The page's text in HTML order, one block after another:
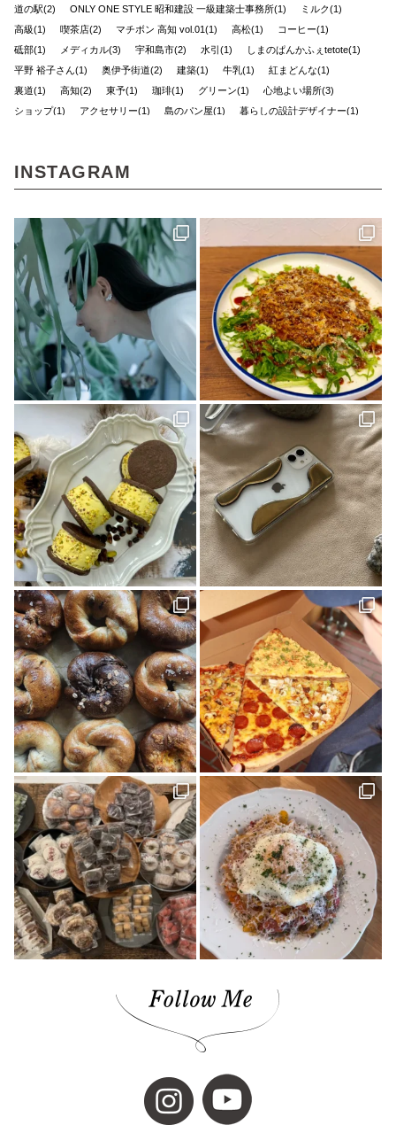
道の駅(2)
ONLY ONE STYLE 昭和建設 一級建築士事務所(1)
ミルク(1)
高級(1)
喫茶店(2) マチボン 高知 vol.01(1) 高松(1)
コーヒー(1)
砥部(1)
メディカル(3) 宇和島市(2) 水引(1)
しまのぱんかふぇtetote(1)
平野 裕子さん(1)
奥伊予街道(2) 建築(1) 牛乳(1)
紅まどんな(1)
裏道(1)
高知(2) 東予(1) 珈琲(1) グリーン(1)
心地よい場所(3)
ショップ(1)
アクセサリー(1) 島のパン屋(1)
暮らしの設計デザイナー(1)
歯科医院(2)
公園(1) ジノモノ(1)
ポケモン(1)
内覧会(1) チーズ(1) VOL.10(2)
フードブロガー(7)
マチボンJOURNAL(20)
スポット(1)
暮らし探訪日記(2)
ポケットモンスター(1)
VOL.08(1)
Marriage CAMP(2)
ラーメン(1) 食堂ノスタルジー(1)
グルメ(7)
キャンプ(8)
久万(1) 久万高原(1) メディカルレポート(2)
松野町(3)
道後の地酒(1)
ホワイトニング(1) アップサイクルな家(1)
ガチャ(1)
個展(6)
しまなみ海道(1) VOL.11(6) 愛媛(14) パン(4)
バー(1)
久万高原町(2)
久万郷(1) 南国(1)
愛媛のイイモノを探しに(1)
四国西南地域(2)
エフマルシェ(1) 伊方町(2)
インテリア(1)
カレーパン(2)
VOL.07(1) 無人島キャンプ(1) クラフト(6)
カフェ(5)
マチボンvol.12(1) 自然(1) 神社(1) 大洲(1)
花と緑(1)
グッドモーニングファーム(1)
ハンター(2) ふるさと納税(1)
リメイク(1)
ポケモンカードゲーム(1)
しまなみを巡る旅(1) 見近島(1)
東温市(3)
人気ブロガー(2)
ハズミズム(2) 味な店(1)
D&DEPARTMENT(1)
きみとカイゴ(1)
湿原(1)
cocochi 藤岡萬建設 有限会社 一級建築士事務所(4)
スケジュール帳(1)
Sugomoru. 白石建設工業株式会社(1)
コラボ商品(2)
平岡 宏幸さん(1)
シンガーソングライター(1)
しまなみを巡るたび(2)
ケンブン(16)
大喫茶展(1) 外国人(1) SNAP(1)
松山(2)
ナガオカケンメイ(1)
きみとバンド(1) 花菖蒲(1) イベント(27)
手帳(1)
新日本建設 株式会社(1)
カリーゴッドスパイス(2)
母の日(1)
ちゃんゆ胃(1)
今治(2) マルシャ(6) 愛媛イベント(2)
ランチ(3)
マチボン高知(1)
Story of cheesecake.(1) マリメッコ(1)
介護(2)
西予(1)
山の学び舎 古岩屋(1) KURASU(1)
ジビエ料理(1)
スパイス探訪(2)
ギフト(3)
タグを削除: YODOSENサポーター YODOSENサポーター(1)
ほわいとファーム(4)
マルシェ(9) 隠れ家カフェ(1)
MACCHI(1)
愛媛のイイモノを探しに！(2)
石本藤雄(1) 愛媛県(1)
ヒロ建設工業(4)
岡村島(3)
民藝(3) アーキテクト工房 Pure(2)
素敵な暮らしを訪ねて(1)
プレゼント(1)
予土線(1) アイス(1) VOL.09(2)
パン屋(2)
mayudama(1)
大洲市(1) 砥部焼(2)
愛媛社会福祉協議会(1)
愛媛デザイナーズハウス(9)
今治市(3) 観光(4) 先進医療(1)
VOL.06(1)
本(7)
予土線駅前マルシェ(1) アイスクリーム(1) 80年代(2)
第二弾(2)
おそとごはん(1)
大街道(1) forkids(1)
福祉(1)
技と心でつくるみかんジュース(1)
愛媛さくらひめシリーズ(1)
歴史(2)
cocochi 藤岡萬建設(1)
内原 由季さん(1) 本の轍(7)
佐田岬半島(1)
スイーツ(4)
昭和レトロ(2) 店(1) マチボン for kids vol.02(1)
工芸(1)
お弁当(1)
みかん(1) 濵田農園(1) 日本酒(1)
グランピング(1)
INSTAGRAM